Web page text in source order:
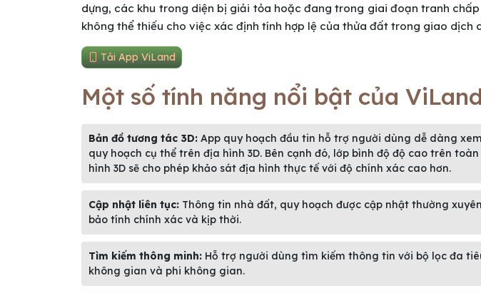
dựng, các khu trong diện bị giải tỏa hoặc đang trong giai đoạn tranh
không thể thiếu cho việc xác định tính hợp lệ của thửa đất trong giao dịch
Tải App ViLand
Một số tính năng nổi bật của
Bản đồ tương tác 3D: App quy hoạch đầu tin hỗ trợ người dùng dễ dàng
quy hoạch cụ thể trên địa hình 3D. Bên cạnh đó, lớp bình độ độ cao trên
hình 3D sẽ cho phép khảo sát địa hình thực tế với độ chính xác cao hơn.
Cập nhật liên tục: Thông tin nhà đất, quy hoạch được cập nhật thường
bảo tính chính xác và kịp thời.
Tìm kiếm thông minh: Hỗ trợ người dùng tìm kiếm thông tin với bộ lọc đa
không gian và phi không gian.